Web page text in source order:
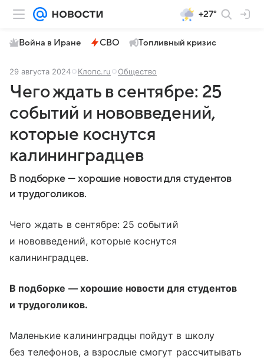
+27°
Война в Иране СВО Топливный кризис
29 августа 2024 Клопс.ru Общество
Чего ждать в сентябре: 25
событий и нововведений,
которые коснутся
калининградцев
В подборке — хорошие новости для студентов
и трудоголиков.
Чего ждать в сентябре: 25 событий
и нововведений, которые коснутся
калининградцев.
В подборке — хорошие новости для студентов
и трудоголиков.
Маленькие калининградцы пойдут в школу
без телефонов, а взрослые смогут рассчитывать